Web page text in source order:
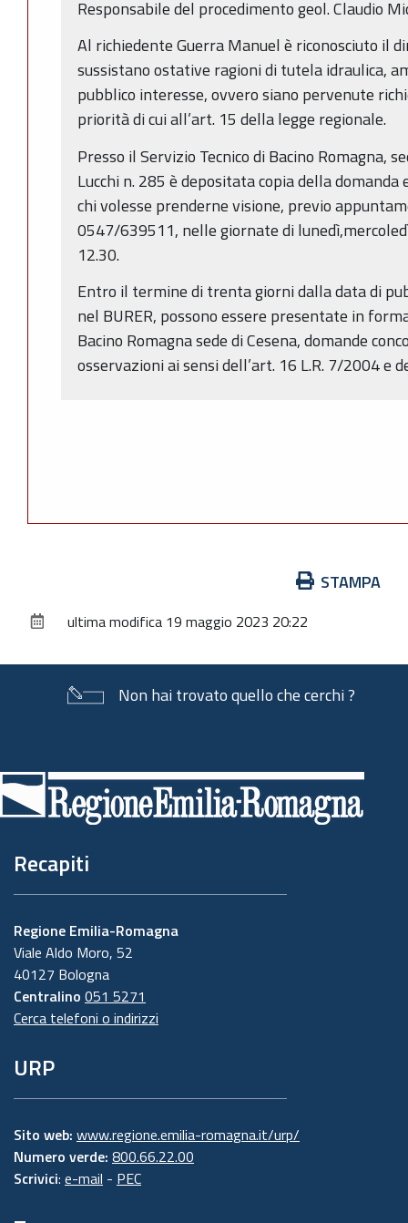
Responsabile del procedimento geol. Claudio
Al richiedente Guerra Manuel è riconosciuto il
sussistano ostative ragioni di tutela idraulica,
pubblico interesse, ovvero siano pervenute
priorità di cui all’art. 15 della legge regionale.
Presso il Servizio Tecnico di Bacino Romagna,
Lucchi n. 285 è depositata copia della
chi volesse prenderne visione, previo
0547/639511, nelle giornate di
12.30.
Entro il termine di trenta giorni dalla data di
nel BURER, possono essere presentate in
Bacino Romagna sede di Cesena, domande
osservazioni ai sensi dell’art. 16 L.R. 7/2004 e
documento
STAMPA
ultima modifica 19 maggio 2023 20:22
Non hai trovato quello che cerchi ?
di
pagina
Recapiti
Regione Emilia-Romagna
Viale Aldo Moro, 52
40127 Bologna
Centralino 051 5271
Cerca telefoni o indirizzi
URP
Sito web: www.regione.emilia-romagna.it/urp/
Numero verde: 800.66.22.00
Scrivici: e-mail - PEC